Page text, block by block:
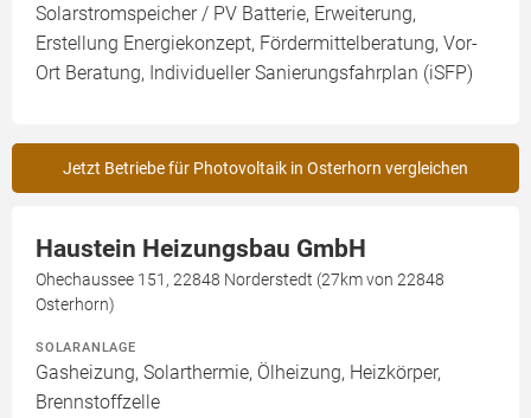
Solarstromspeicher / PV Batterie, Erweiterung,
Erstellung Energiekonzept, Fördermittelberatung, Vor-
Ort Beratung, Individueller Sanierungsfahrplan (iSFP)
Jetzt Betriebe für Photovoltaik in Osterhorn vergleichen
Haustein Heizungsbau GmbH
Ohechaussee 151, 22848 Norderstedt (27km von 22848
Osterhorn)
SOLARANLAGE
Gasheizung, Solarthermie, Ölheizung, Heizkörper,
Brennstoffzelle